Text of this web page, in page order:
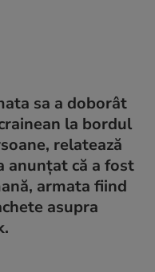
sa a doborât
la bordul
relatează
anunțat că a fost
armata fiind
asupra